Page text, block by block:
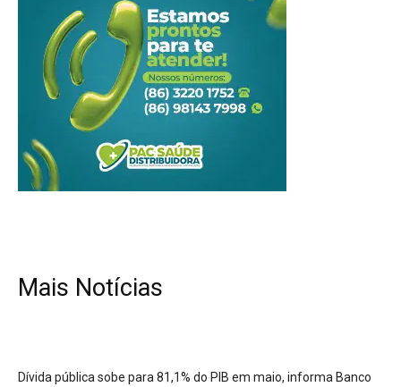
Mais Notícias
Dívida pública sobe para 81,1% do PIB em maio, informa Banco